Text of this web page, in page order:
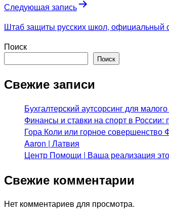
Следующая запись
Штаб защиты русских школ, официальный
Поиск
Поиск
Свежие записи
Бухгалтерский аутсорсинг для
Финансы и ставки на спорт в
Гора Коли или горное
Aaron | Латвия
Центр Помощи | Ваша реализация
Свежие комментарии
Нет комментариев для просмотра.